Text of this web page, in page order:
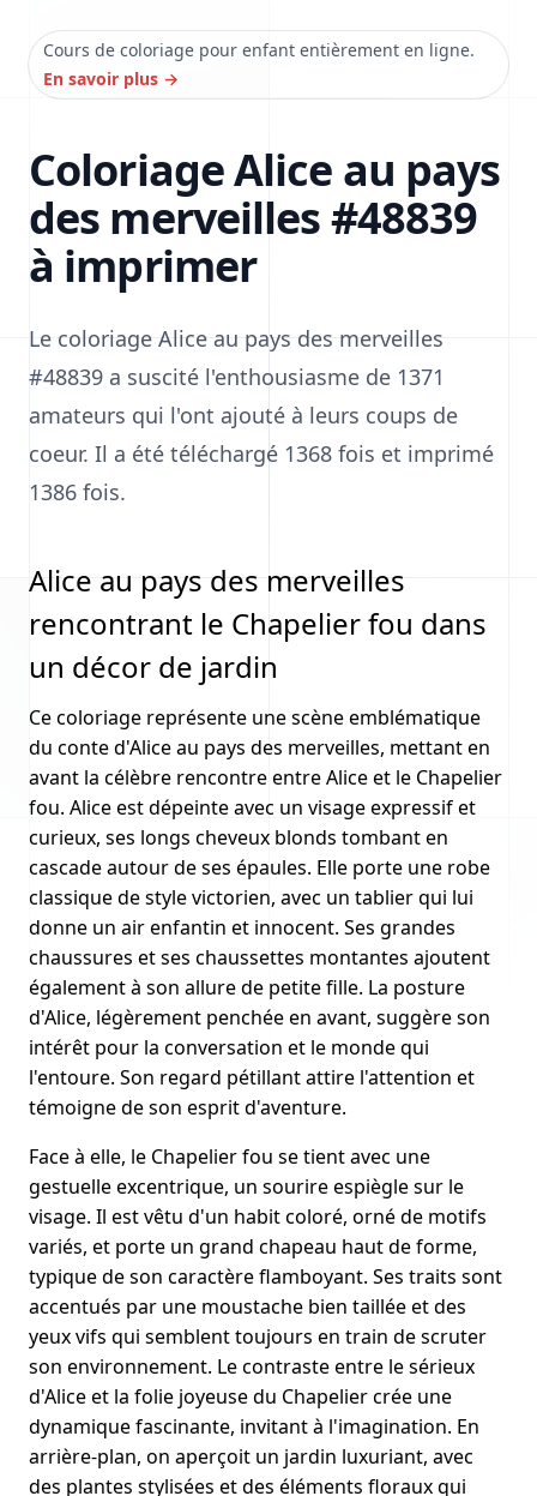
Cours de coloriage pour enfant entièrement en ligne.
En savoir plus →
Coloriage Alice au pays
des merveilles #48839
à imprimer
Le coloriage Alice au pays des merveilles
#48839 a suscité l'enthousiasme de 1371
amateurs qui l'ont ajouté à leurs coups de
coeur. Il a été téléchargé 1368 fois et imprimé
1386 fois.
Alice au pays des merveilles
rencontrant le Chapelier fou dans
un décor de jardin
Ce coloriage représente une scène emblématique
du conte d'Alice au pays des merveilles, mettant en
avant la célèbre rencontre entre Alice et le Chapelier
fou. Alice est dépeinte avec un visage expressif et
curieux, ses longs cheveux blonds tombant en
cascade autour de ses épaules. Elle porte une robe
classique de style victorien, avec un tablier qui lui
donne un air enfantin et innocent. Ses grandes
chaussures et ses chaussettes montantes ajoutent
également à son allure de petite fille. La posture
d'Alice, légèrement penchée en avant, suggère son
intérêt pour la conversation et le monde qui
l'entoure. Son regard pétillant attire l'attention et
témoigne de son esprit d'aventure.
Face à elle, le Chapelier fou se tient avec une
gestuelle excentrique, un sourire espiègle sur le
visage. Il est vêtu d'un habit coloré, orné de motifs
variés, et porte un grand chapeau haut de forme,
typique de son caractère flamboyant. Ses traits sont
accentués par une moustache bien taillée et des
yeux vifs qui semblent toujours en train de scruter
son environnement. Le contraste entre le sérieux
d'Alice et la folie joyeuse du Chapelier crée une
dynamique fascinante, invitant à l'imagination. En
arrière-plan, on aperçoit un jardin luxuriant, avec
des plantes stylisées et des éléments floraux qui